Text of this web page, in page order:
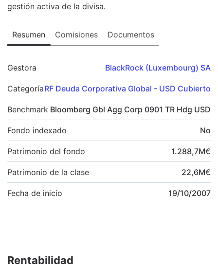
gestión activa de la divisa.
Resumen Comisiones Documentos
Gestora BlackRock (Luxembourg) SA
CategoríaRF Deuda Corporativa Global - USD Cubierto
Benchmark Bloomberg Gbl Agg Corp 0901 TR Hdg USD
Fondo indexado No
Patrimonio del fondo 1.288,7M€
Patrimonio de la clase 22,6M€
Fecha de inicio 19/10/2007
Rentabilidad